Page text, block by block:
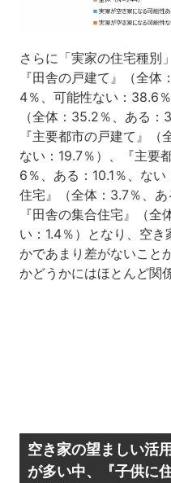
さらに「実家の住宅種別
『田舎の戸建て』（全
4％、可能性ない：38.6
（全体：35.2％、ある：
『主要都市の戸建て』（
ない：19.7％）、『主要
6％、ある：10.1％、な
住宅』（全体：3.7％、あ
『田舎の集合住宅』（
い：1.4％）となり、空
かであまり差がないこと
かどうかにはほとんど関
空き家の望ましい活
が多い中、『子供に